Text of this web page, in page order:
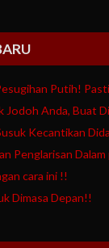
Putih!
Jodoh Anda, Buat
Kecantikan
Penglarisan Dalam
cara ini !!
Dimasa Depan!!